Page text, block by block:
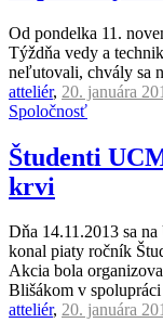
Od pondelka 11.
Týždňa vedy a
neľutovali, chvály sa
atteliér, 20. januára
Spoločnosť
Študenti
krvi
Dňa 14.11.2013 sa
konal piaty ročník
Akcia bola
Blišákom v
atteliér, 20. januára